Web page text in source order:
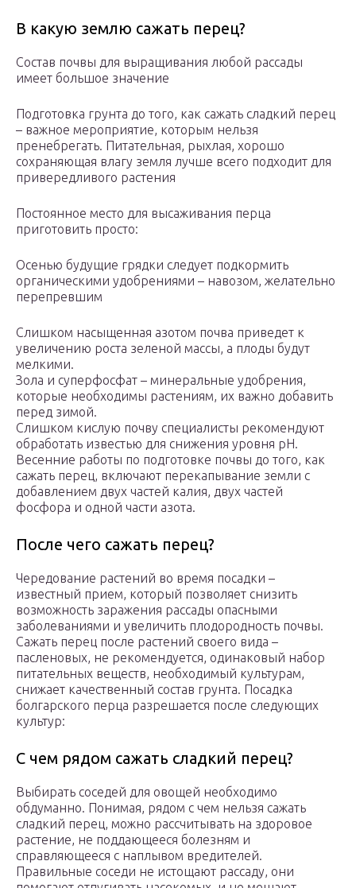
В какую землю сажать перец?
Состав почвы для выращивания любой рассады
имеет большое значение
Подготовка грунта до того, как сажать сладкий перец
– важное мероприятие, которым нельзя
пренебрегать. Питательная, рыхлая, хорошо
сохраняющая влагу земля лучше всего подходит для
привередливого растения
Постоянное место для высаживания перца
приготовить просто:
Осенью будущие грядки следует подкормить
органическими удобрениями – навозом, желательно
перепревшим
Слишком насыщенная азотом почва приведет к
увеличению роста зеленой массы, а плоды будут
мелкими.
Зола и суперфосфат – минеральные удобрения,
которые необходимы растениям, их важно добавить
перед зимой.
Слишком кислую почву специалисты рекомендуют
обработать известью для снижения уровня pH.
Весенние работы по подготовке почвы до того, как
сажать перец, включают перекапывание земли с
добавлением двух частей калия, двух частей
фосфора и одной части азота.
После чего сажать перец?
Чередование растений во время посадки –
известный прием, который позволяет снизить
возможность заражения рассады опасными
заболеваниями и увеличить плодородность почвы.
Сажать перец после растений своего вида –
пасленовых, не рекомендуется, одинаковый набор
питательных веществ, необходимый культурам,
снижает качественный состав грунта. Посадка
болгарского перца разрешается после следующих
культур:
С чем рядом сажать сладкий перец?
Выбирать соседей для овощей необходимо
обдуманно. Понимая, рядом с чем нельзя сажать
сладкий перец, можно рассчитывать на здоровое
растение, не поддающееся болезням и
справляющееся с наплывом вредителей.
Правильные соседи не истощают рассаду, они